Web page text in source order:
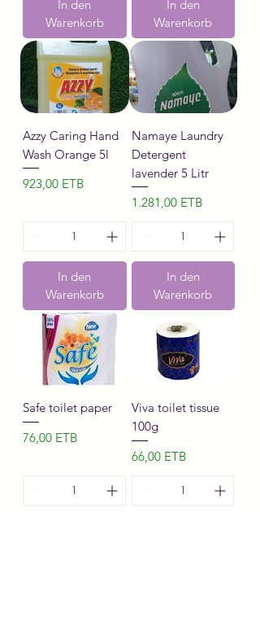
In den
Warenkorb
In den
Warenkorb
Azzy Caring Hand
Wash Orange 5l
Preis
923,00 ETB
In den
Warenkorb
Namaye Laundry
Detergent
lavender 5 Litr
Preis
1.281,00 ETB
In den
Warenkorb
Safe toilet paper
Preis
76,00 ETB
Viva toilet tissue
100g
Preis
66,00 ETB